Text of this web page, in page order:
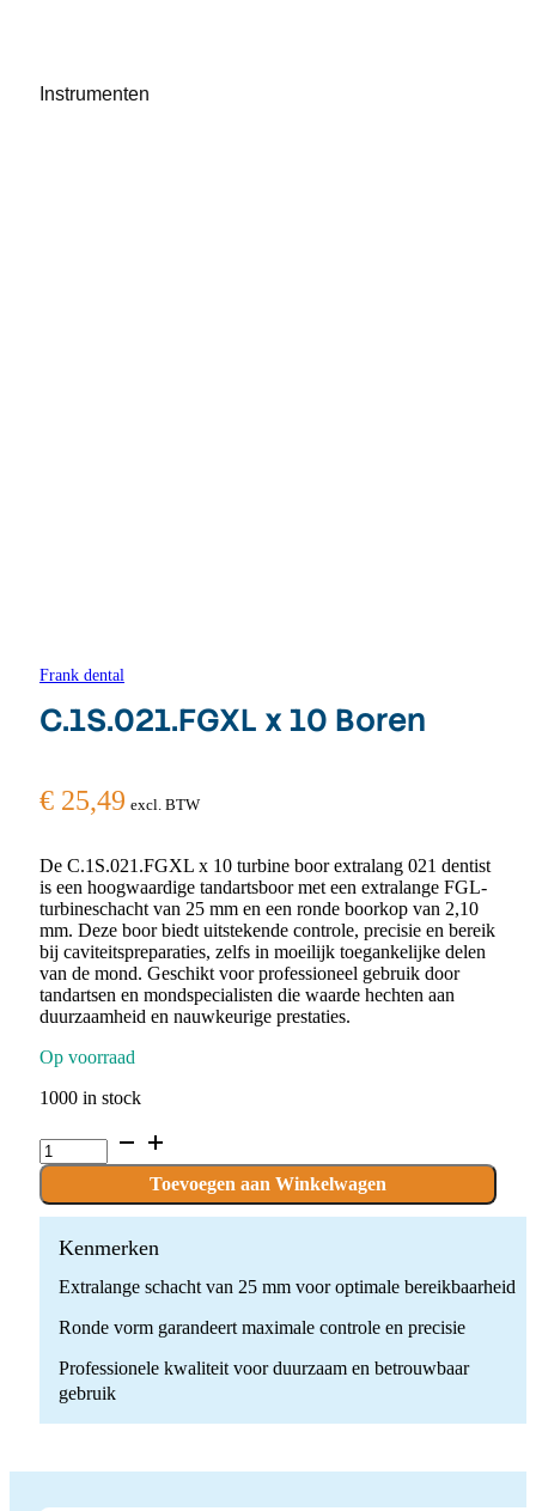
Instrumenten
Frank dental
C.1S.021.FGXL x 10 Boren
€ 25,49 excl. BTW
De C.1S.021.FGXL x 10 turbine boor extralang 021 dentist
is een hoogwaardige tandartsboor met een extralange FGL-
turbineschacht van 25 mm en een ronde boorkop van 2,10
mm. Deze boor biedt uitstekende controle, precisie en bereik
bij caviteitspreparaties, zelfs in moeilijk toegankelijke delen
van de mond. Geschikt voor professioneel gebruik door
tandartsen en mondspecialisten die waarde hechten aan
duurzaamheid en nauwkeurige prestaties.
Op voorraad
1000 in stock
C.1S.021.FGXL
x
Boren
quantity
Toevoegen aan Winkelwagen
Kenmerken
Extralange schacht van 25 mm voor optimale bereikbaarheid
Ronde vorm garandeert maximale controle en precisie
Professionele kwaliteit voor duurzaam en betrouwbaar
gebruik